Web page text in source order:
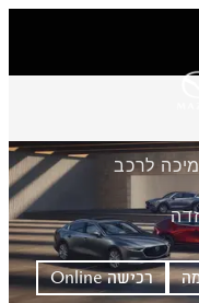
לרכב
רכישה Online